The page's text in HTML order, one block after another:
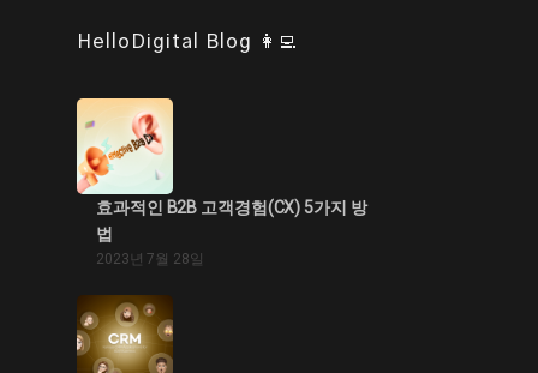
HelloDigital Blog 👩‍💻
효과적인 B2B 고객경험(CX) 5가지 방
법
2023년 7월 28일